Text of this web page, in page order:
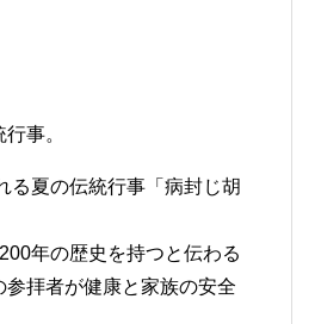
事。
る夏の伝統行事「病封じ胡
年の歴史を持つと伝わる
拝者が健康と家族の安全